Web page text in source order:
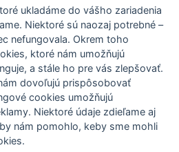
Informácie pre koncového
užívateľa
Všeobecné podmienky
Nastavenia cookies
Prenos internetu
ukladáme do vášho zariadenia
Niektoré sú naozaj potrebné –
nefungovala. Okrem toho
ktoré nám umožňujú
a stále ho pre vás zlepšovať.
dovoľujú prispôsobovať
cookies umožňujú
Niektoré údaje zdieľame aj
nám pomohlo, keby sme mohli